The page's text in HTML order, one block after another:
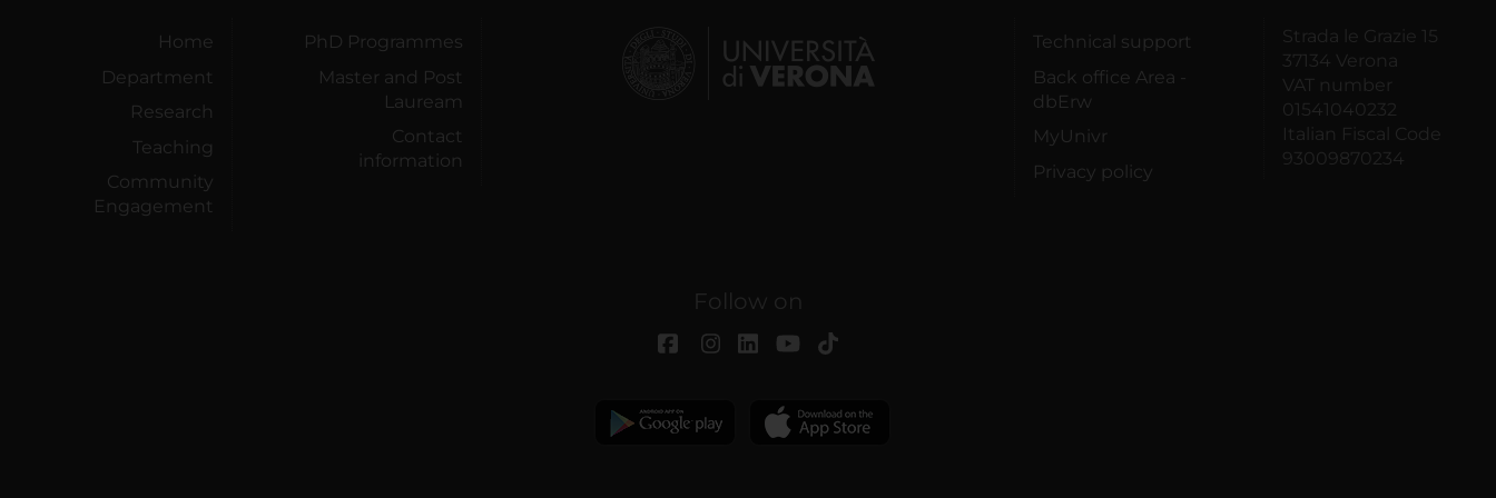
Home
Department
Research
Teaching
Community
Engagement
PhD Programmes
Master and Post
Lauream
Contact
information
Technical support
Back office Area -
dbErw
MyUnivr
Privacy policy
Strada le Grazie 15
37134 Verona
VAT number
01541040232
Italian Fiscal Code
93009870234
Follow on